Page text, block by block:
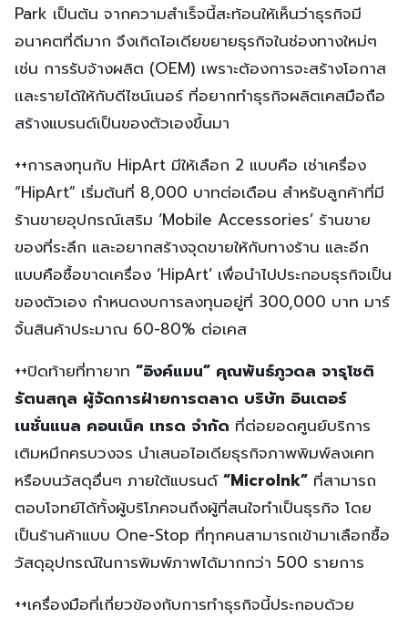
Park เป็นต้น จากความสำเร็จนี้สะท้อนให้เห็นว่าธุรกิจมี
อนาคตที่ดีมาก จึงเกิดไอเดียขยายธุรกิจในช่องทางใหม่ๆ
เช่น การรับจ้างผลิต (OEM) เพราะต้องการจะสร้างโอกาส
เเละรายได้ให้กับดีไซน์เนอร์ ที่อยากทำธุรกิจผลิตเคสมือถือ
สร้างแบรนด์เป็นของตัวเองขึ้นมา
++การลงทุนกับ HipArt มีให้เลือก 2 แบบคือ เช่าเครื่อง
“HipArt” เริ่มต้นที่ 8,000 บาทต่อเดือน สำหรับลูกค้าที่มี
ร้านขายอุปกรณ์เสริม ‘Mobile Accessories’ ร้านขาย
ของที่ระลึก และอยากสร้างจุดขายให้กับทางร้าน และอีก
แบบคือซื้อขาดเครื่อง ‘HipArt’ เพื่อนำไปประกอบธุรกิจเป็น
ของตัวเอง กำหนดงบการลงทุนอยู่ที่ 300,000 บาท มาร์
จิ้นสินค้าประมาณ 60-80% ต่อเคส
++ปิดท้ายที่ทายาท “อิงค์แมน” คุณพันธ์ภูวดล จารุโชติ
รัตนสกุล ผู้จัดการฝ่ายการตลาด บริษัท อินเตอร์
เนชั่นแนล คอนเน็ค เทรด จำกัด ที่ต่อยอดศูนย์บริการ
เติมหมึกครบวงจร นำเสนอไอเดียธุรกิจภาพพิมพ์ลงเคท
หรือบนวัสดุอื่นๆ ภายใต้แบรนด์“MicroInk” ที่สามารถ
ตอบโจทย์ได้ทั้งผู้บริโภคจนถึงผู้ที่สนใจทำเป็นธุรกิจ โดย
เป็นร้านค้าแบบ One-Stop ที่ทุกคนสามารถเข้ามาเลือกซื้อ
วัสดุอุปกรณ์ในการพิมพ์ภาพได้มากกว่า 500 รายการ
++เครื่องมือที่เกี่ยวข้องกับการทำธุรกิจนี้ประกอบด้วย